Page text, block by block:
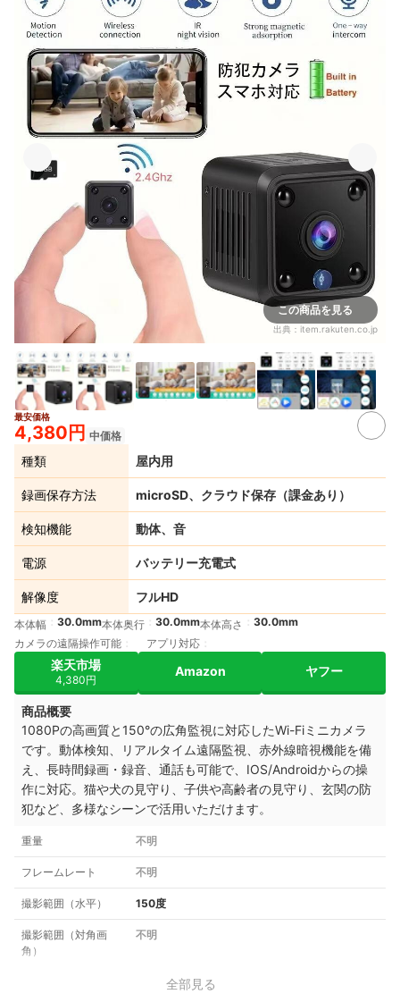
この商品を見る
出典： item.rakuten.co.jp
最安価格
4,380円 中価格
種類 屋内用
録画保存方法 microSD、クラウド保存（課金あり）
検知機能 動体、音
電源 バッテリー充電式
解像度 フルHD
本体幅 30.0mm本体奥行 30.0mm本体高さ
30.0mm
カメラの遠隔操作可能
アプリ対応
楽天市場
4,380円
Amazon ヤフー
商品概要
1080Pの高画質と150°の広角監視に対応したWi-Fiミニカメラ
です。動体検知、リアルタイム遠隔監視、赤外線暗視機能を備
え、長時間録画・録音、通話も可能で、IOS/Androidからの操
作に対応。猫や犬の見守り、子供や高齢者の見守り、玄関の防
犯など、多様なシーンで活用いただけます。
重量 不明
フレームレート 不明
撮影範囲（水平） 150度
撮影範囲（対角画
角）
不明
全部見る